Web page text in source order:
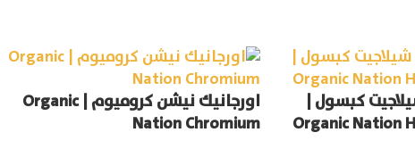
كبسول |
Organic Nation
اورجانيك نيشن كروميوم | Organic
Nation Chromium